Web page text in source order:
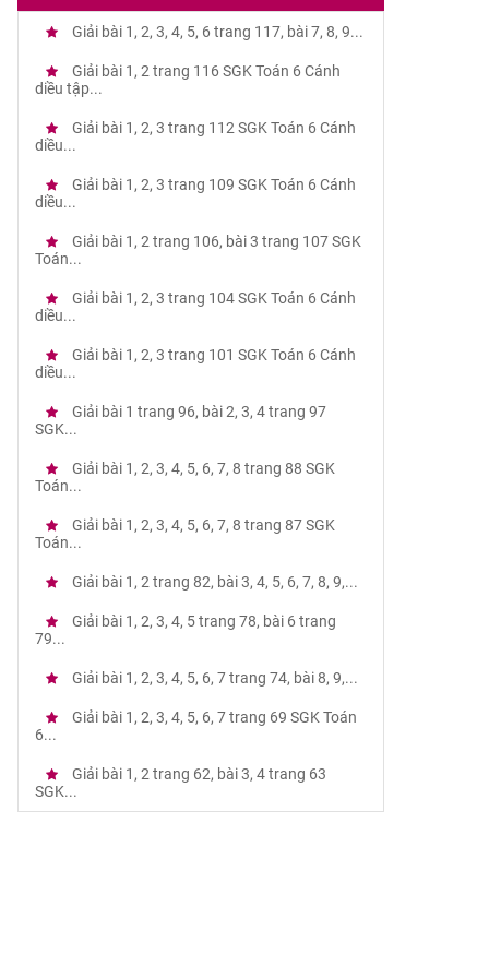
Giải bài 1, 2, 3, 4, 5, 6 trang 117, bài 7, 8, 9...
Giải bài 1, 2 trang 116 SGK Toán 6 Cánh
diều tập...
Giải bài 1, 2, 3 trang 112 SGK Toán 6 Cánh
diều...
Giải bài 1, 2, 3 trang 109 SGK Toán 6 Cánh
diều...
Giải bài 1, 2 trang 106, bài 3 trang 107 SGK
Toán...
Giải bài 1, 2, 3 trang 104 SGK Toán 6 Cánh
diều...
Giải bài 1, 2, 3 trang 101 SGK Toán 6 Cánh
diều...
Giải bài 1 trang 96, bài 2, 3, 4 trang 97
SGK...
Giải bài 1, 2, 3, 4, 5, 6, 7, 8 trang 88 SGK
Toán...
Giải bài 1, 2, 3, 4, 5, 6, 7, 8 trang 87 SGK
Toán...
Giải bài 1, 2 trang 82, bài 3, 4, 5, 6, 7, 8, 9,...
Giải bài 1, 2, 3, 4, 5 trang 78, bài 6 trang
79...
Giải bài 1, 2, 3, 4, 5, 6, 7 trang 74, bài 8, 9,...
Giải bài 1, 2, 3, 4, 5, 6, 7 trang 69 SGK Toán
6...
Giải bài 1, 2 trang 62, bài 3, 4 trang 63
SGK...